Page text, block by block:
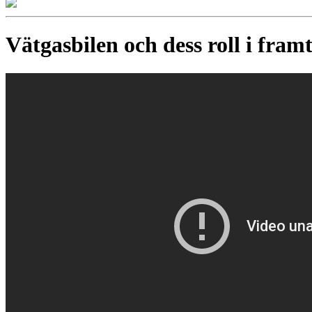
Vätgasbilen och dess roll i